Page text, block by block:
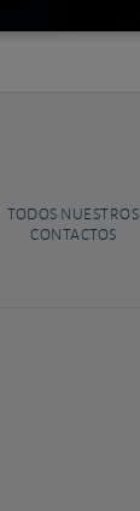
TODOS NUESTROS
CONTACTOS